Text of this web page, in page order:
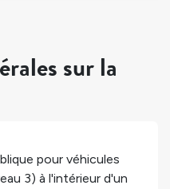
sur la
pour véhicules
3) à l'intérieur d'un